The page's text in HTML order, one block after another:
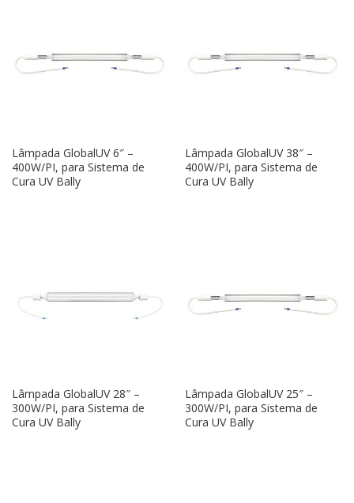
Lâmpada GlobalUV 6″ –
400W/PI, para Sistema de
Cura UV Bally
Lâmpada GlobalUV 38″ –
400W/PI, para Sistema de
Cura UV Bally
Lâmpada GlobalUV 28″ –
300W/PI, para Sistema de
Cura UV Bally
Lâmpada GlobalUV 25″ –
300W/PI, para Sistema de
Cura UV Bally